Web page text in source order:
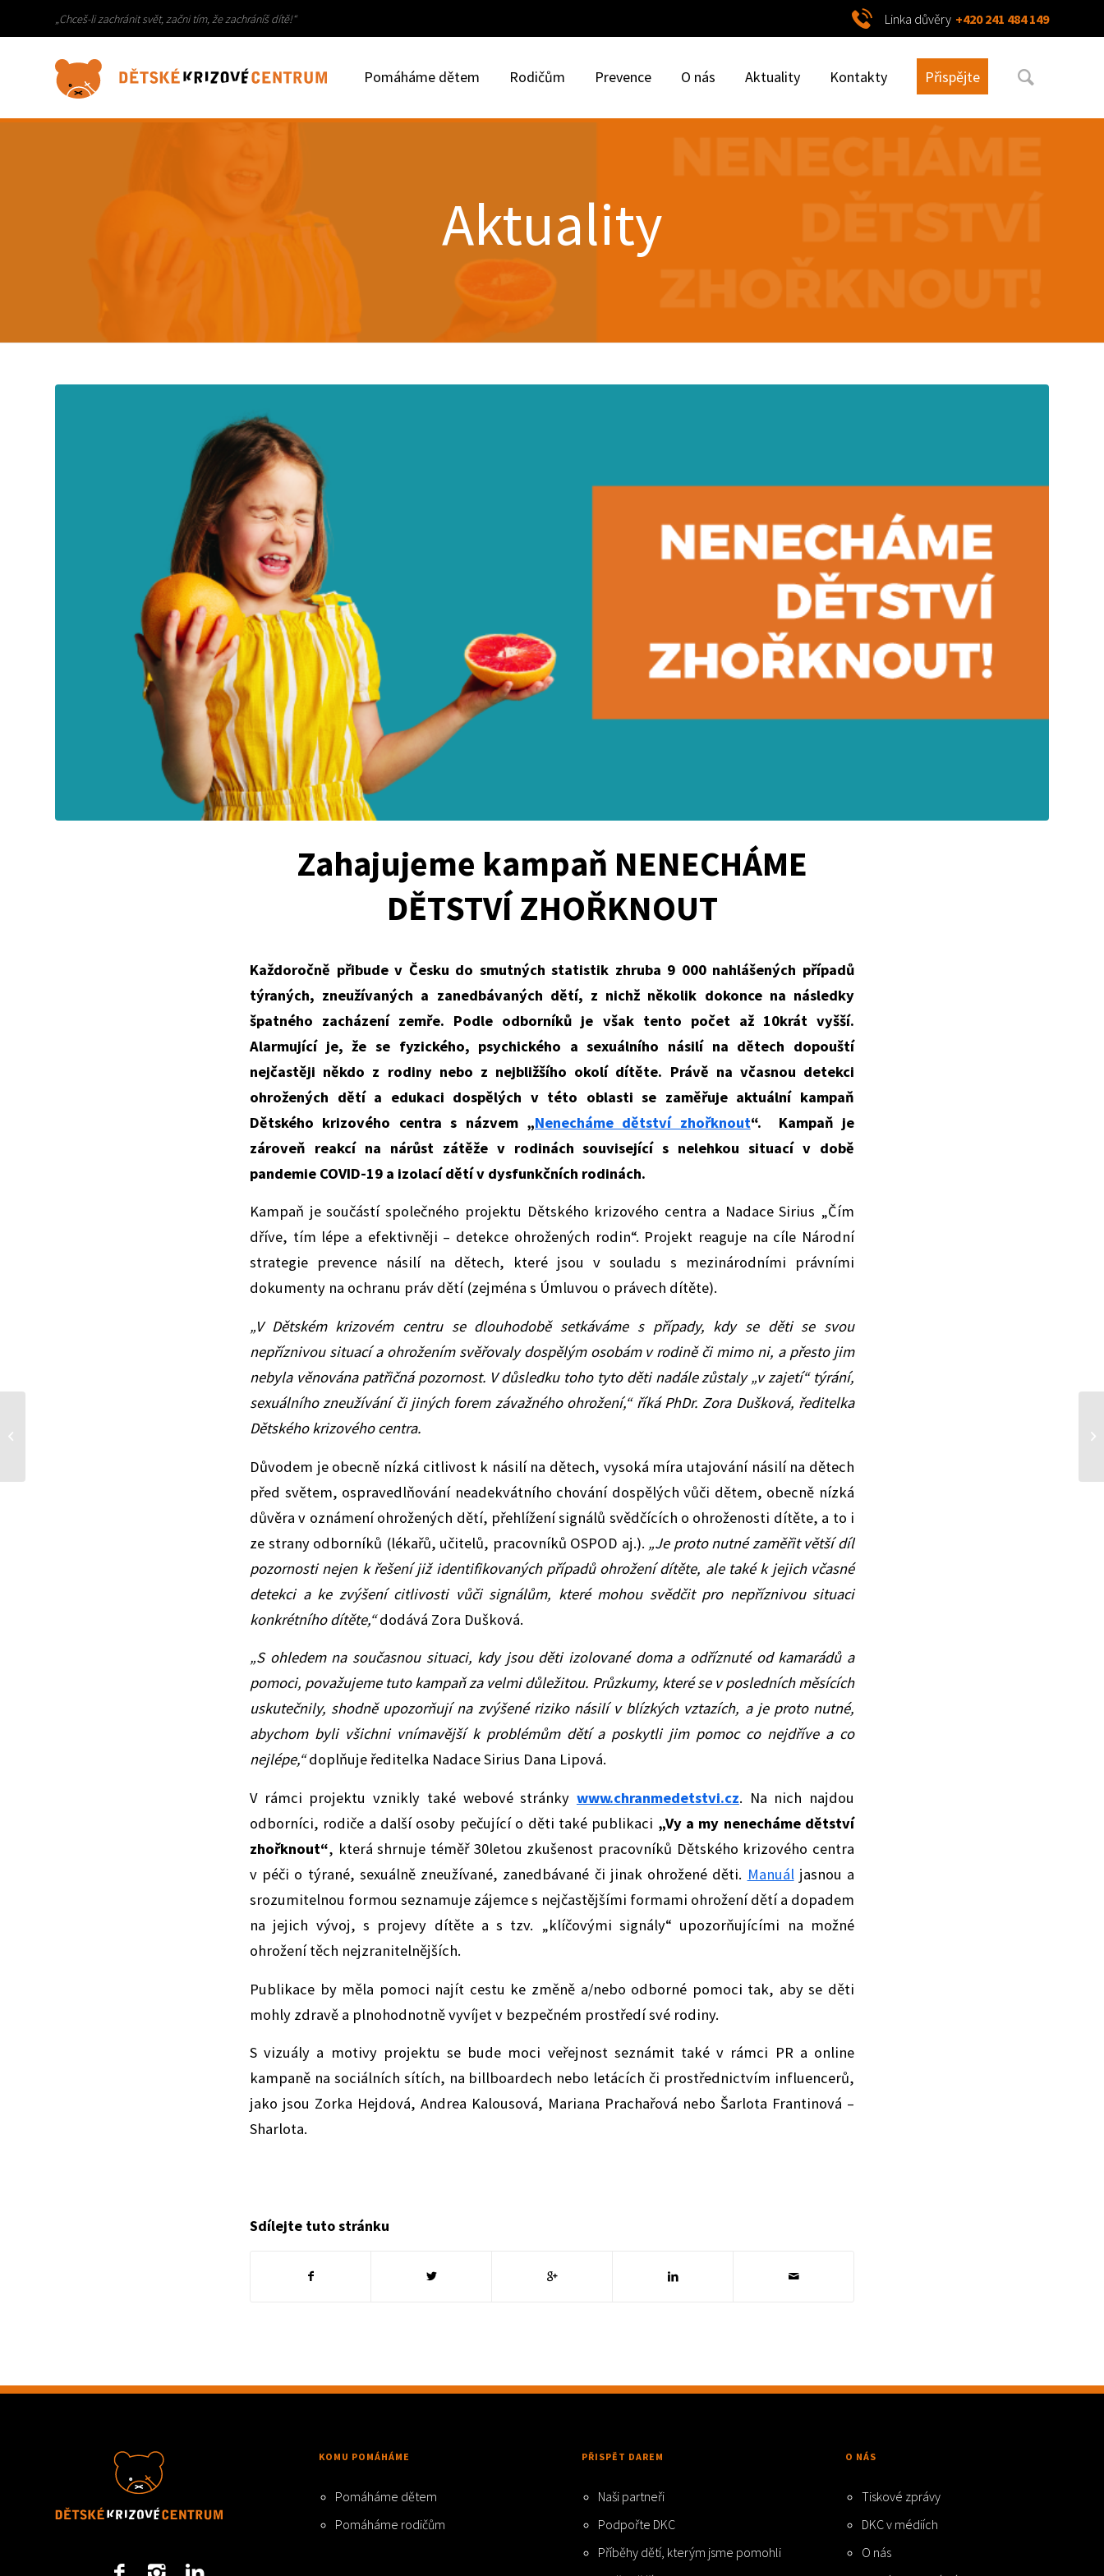
„Chceš-li zachránit svět, začni tím, že zachráníš dítě!“ Linka důvěry +420 241 484 149
Pomáháme dětem Rodičům Prevence O nás Aktuality Kontakty Přispějte
Aktuality
Zahajujeme kampaň NENECHÁME
DĚTSTVÍ ZHOŘKNOUT
Každoročně přibude v Česku do smutných statistik zhruba 9 000 nahlášených případů
týraných, zneužívaných a zanedbávaných dětí, z nichž několik dokonce na následky
špatného zacházení zemře. Podle odborníků je však tento počet až 10krát vyšší.
Alarmující je, že se fyzického, psychického a sexuálního násilí na dětech dopouští
nejčastěji někdo z rodiny nebo z nejbližšího okolí dítěte. Právě na včasnou detekci
ohrožených dětí a edukaci dospělých v této oblasti se zaměřuje aktuální kampaň
Dětského krizového centra s názvem „Nenecháme dětství zhořknout“. Kampaň je
zároveň reakcí na nárůst zátěže v rodinách související s nelehkou situací v době
pandemie COVID-19 a izolací dětí v dysfunkčních rodinách.
Kampaň je součástí společného projektu Dětského krizového centra a Nadace Sirius „Čím
dříve, tím lépe a efektivněji – detekce ohrožených rodin“. Projekt reaguje na cíle Národní
strategie prevence násilí na dětech, které jsou v souladu s mezinárodními právními
dokumenty na ochranu práv dětí (zejména s Úmluvou o právech dítěte).
„V Dětském krizovém centru se dlouhodobě setkáváme s případy, kdy se děti se svou
nepříznivou situací a ohrožením svěřovaly dospělým osobám v rodině či mimo ni, a přesto jim
nebyla věnována patřičná pozornost. V důsledku toho tyto děti nadále zůstaly „v zajetí“ týrání,
sexuálního zneužívání či jiných forem závažného ohrožení,“ říká PhDr. Zora Dušková, ředitelka
Dětského krizového centra.
Důvodem je obecně nízká citlivost k násilí na dětech, vysoká míra utajování násilí na dětech
před světem, ospravedlňování neadekvátního chování dospělých vůči dětem, obecně nízká
důvěra v oznámení ohrožených dětí, přehlížení signálů svědčících o ohroženosti dítěte, a to i
ze strany odborníků (lékařů, učitelů, pracovníků OSPOD aj.). „Je proto nutné zaměřit větší díl
pozornosti nejen k řešení již identifikovaných případů ohrožení dítěte, ale také k jejich včasné
detekci a ke zvýšení citlivosti vůči signálům, které mohou svědčit pro nepříznivou situaci
konkrétního dítěte,“dodává Zora Dušková.
„S ohledem na současnou situaci, kdy jsou děti izolované doma a odříznuté od kamarádů a
pomoci, považujeme tuto kampaň za velmi důležitou. Průzkumy, které se v posledních měsících
uskutečnily, shodně upozorňují na zvýšené riziko násilí v blízkých vztazích, a je proto nutné,
abychom byli všichni vnímavější k problémům dětí a poskytli jim pomoc co nejdříve a co
nejlépe,“doplňuje ředitelka Nadace Sirius Dana Lipová.
V rámci projektu vznikly také webové stránky www.chranmedetstvi.cz. Na nich najdou
odborníci, rodiče a další osoby pečující o děti také publikaci „Vy a my nenecháme dětství
zhořknout“, která shrnuje téměř 30letou zkušenost pracovníků Dětského krizového centra
v péči o týrané, sexuálně zneužívané, zanedbávané či jinak ohrožené děti. Manuáljasnou a
srozumitelnou formou seznamuje zájemce s nejčastějšími formami ohrožení dětí a dopadem
na jejich vývoj, s projevy dítěte a s tzv. „klíčovými signály“ upozorňujícími na možné
ohrožení těch nejzranitelnějších.
Publikace by měla pomoci najít cestu ke změně a/nebo odborné pomoci tak, aby se děti
mohly zdravě a plnohodnotně vyvíjet v bezpečném prostředí své rodiny.
S vizuály a motivy projektu se bude moci veřejnost seznámit také v rámci PR a online
kampaně na sociálních sítích, na billboardech nebo letácích či prostřednictvím influencerů,
jako jsou Zorka Hejdová, Andrea Kalousová, Mariana Prachařová nebo Šarlota Frantinová –
Sharlota.
Sdílejte tuto stránku
KOMU POMÁHÁME
Pomáháme dětem
Pomáháme rodičům
PŘISPĚT DAREM
Naši partneři
Podpořte DKC
Příběhy dětí, kterým jsme pomohli
O NÁS
Tiskové zprávy
DKC v médiích
O nás